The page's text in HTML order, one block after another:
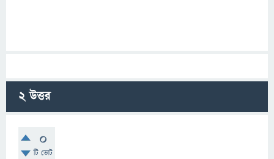
2উত্তর
0
টি ভোট